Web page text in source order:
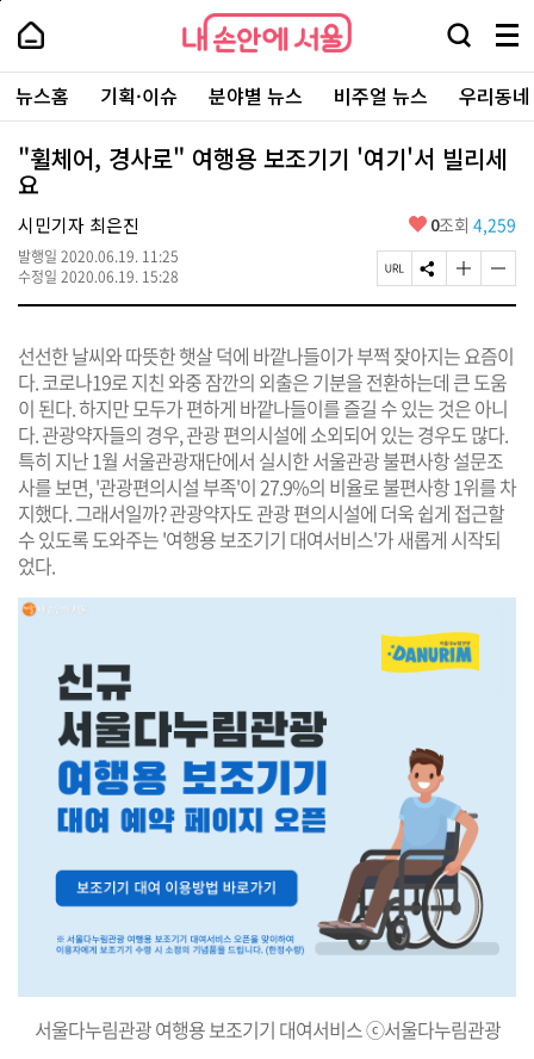
본
로
가
내
손
안
에
서
울
-
서
울
시
대
표
소
통
포
내
손
에
울
검
창
열
기
메
뉴
전
체
보
기
주
요
서
뉴스홈 기획·이슈 분야별 뉴스 비주얼 뉴스 우리동
"휠체어, 경사로" 여행용 보조기기 '여기'서 빌리세
요
시민기자 최은진
발행일 2020.06.19. 11:25
수정일 2020.06.19. 15:28
좋
요
0조회 4,259
페
이
R
L
복
사
S
N
유
하
기
글
자
크
게
변
경
하
기
글
자
작
게
변
경
하
기
선선한 날씨와 따뜻한 햇살 덕에 바깥나들이가 부쩍 잦아지는 요즘이
다. 코로나19로 지친 와중 잠깐의 외출은 기분을 전환하는데 큰 도움
이 된다. 하지만 모두가 편하게 바깥나들이를 즐길 수 있는 것은 아니
다. 관광약자들의 경우, 관광 편의시설에 소외되어 있는 경우도 많다.
특히 지난 1월 서울관광재단에서 실시한 서울관광 불편사항 설문조
사를 보면, '관광편의시설 부족'이 27.9%의 비율로 불편사항 1위를 차
지했다. 그래서일까? 관광약자도 관광 편의시설에 더욱 쉽게 접근할
수 있도록 도와주는 '여행용 보조기기 대여서비스'가 새롭게 시작되
었다.
서울다누림관광 여행용 보조기기 대여서비스 ⓒ서울다누림관광
페
상
단
로